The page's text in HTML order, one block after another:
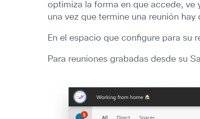
optimiza la forma en que accede, ve
una vez que termine una reunión
En el espacio que configure para su
Para reuniones grabadas desde su